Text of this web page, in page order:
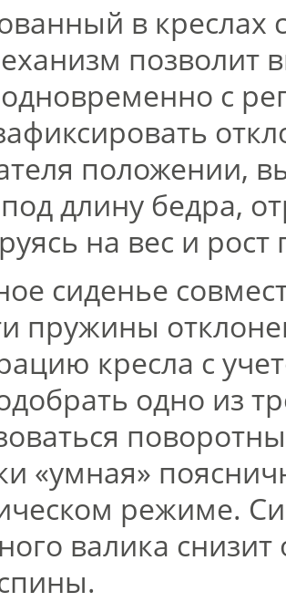
в
позволит
с
положении,
длину бедра,
на вес и рост
сиденье
пружины
кресла с
одно из
«умная»
режиме.
валика